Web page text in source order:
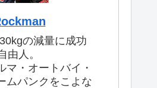
の減量に成功
由人。
マ・オートバイ・
ムパンクをこよな